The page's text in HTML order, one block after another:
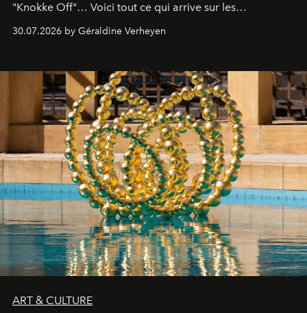
"Knokke Off"… Voici tout ce qui arrive sur les
plateformes de streaming en août 2026.
30.07.2026 by Géraldine Verheyen
ART & CULTURE